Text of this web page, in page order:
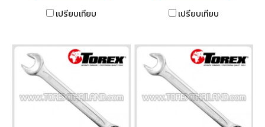
เปรียบเทียบ
เปรียบเทียบ